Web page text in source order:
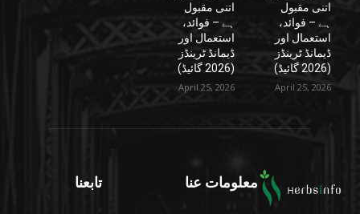
اتنی مقبول
ہے – فوائد،
استعمال اور
ڈیمانڈ ٹرینڈز
(2026 گائیڈ)
April 25, 2026
اتنی مقبول
ہے – فوائد،
استعمال اور
ڈیمانڈ ٹرینڈز
(2026 گائیڈ)
April 25, 2026
معلومات عنا تابعنا